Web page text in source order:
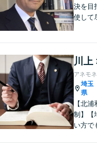
決を目
使して
川上
アネモ
埼玉
県
【北
制】【
い方で